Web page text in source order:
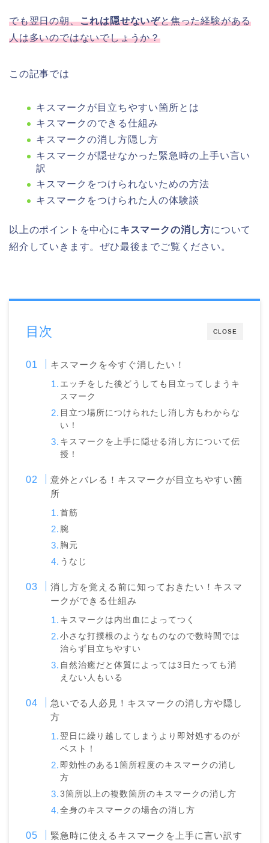
でも翌日の朝、これは隠せないぞと焦った経験がある
人は多いのではないでしょうか？
この記事では
キスマークが目立ちやすい箇所とは
キスマークのできる仕組み
キスマークの消し方隠し方
キスマークが隠せなかった緊急時の上手い言い
訳
キスマークをつけられないための方法
キスマークをつけられた人の体験談
以上のポイントを中心に キスマークの消し方について
紹介していきます。ぜひ最後までご覧ください。
CLOSE
目次
キスマークを今すぐ消したい！
エッチをした後どうしても目立ってしまうキ
スマーク
目立つ場所につけられたし消し方もわからな
い！
キスマークを上手に隠せる消し方について伝
授！
意外とバレる！キスマークが目立ちやすい箇
所
首筋
腕
胸元
うなじ
消し方を覚える前に知っておきたい！キスマ
ークができる仕組み
キスマークは内出血によってつく
小さな打撲根のようなものなので数時間では
治らず目立ちやすい
自然治癒だと体質によっては3日たっても消
えない人もいる
急いでる人必見！キスマークの消し方や隠し
方
翌日に繰り越してしまうより即対処するのが
ベスト！
即効性のある1箇所程度のキスマークの消し
方
3箇所以上の複数箇所のキスマークの消し方
全身のキスマークの場合の消し方
緊急時に使えるキスマークを上手に言い訳す